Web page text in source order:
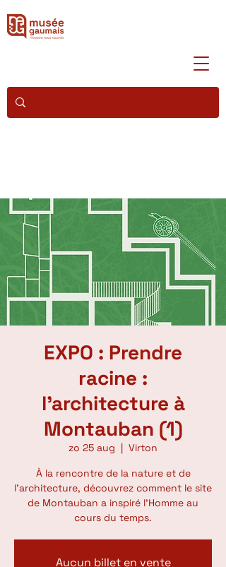
EXPO : Prendre
racine :
l'architecture à
Montauban (1)
zo 25 aug
  |
Virton
À la rencontre de la nature et de
l’architecture, découvrez comment le site
de Montauban a inspiré l’Homme au
cours du temps.
Aucun billet en vente